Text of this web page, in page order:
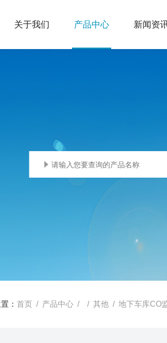
关于我们 产品中心 新闻资
： 首页 / 产品中心 / / 其他 / 地下车库CO